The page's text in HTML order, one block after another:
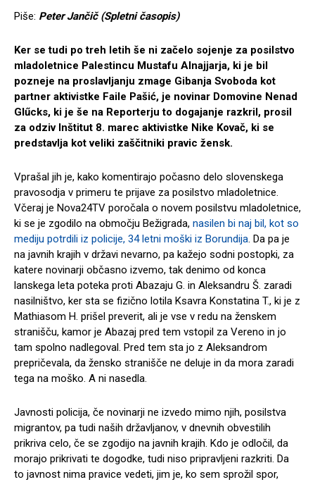
Piše: Peter Jančič (Spletni časopis)
Ker se tudi po treh letih še ni začelo sojenje za posilstvo
mladoletnice Palestincu Mustafu Alnajjarja, ki je bil
pozneje na proslavljanju zmage Gibanja Svoboda kot
partner aktivistke Faile Pašić, je novinar Domovine Nenad
Glűcks, ki je še na Reporterju to dogajanje razkril, prosil
za odziv Inštitut 8. marec aktivistke Nike Kovač, ki se
predstavlja kot veliki zaščitniki pravic žensk.
Vprašal jih je, kako komentirajo počasno delo slovenskega
pravosodja v primeru te prijave za posilstvo mladoletnice.
Včeraj je Nova24TV poročala o novem posilstvu mladoletnice,
ki se je zgodilo na območju Bežigrada, nasilen bi naj bil, kot so
mediju potrdili iz policije, 34 letni moški iz Borundija. Da pa je
na javnih krajih v državi nevarno, pa kažejo sodni postopki, za
katere novinarji občasno izvemo, tak denimo od konca
lanskega leta poteka proti Abazaju G. in Aleksandru Š. zaradi
nasilništvo, ker sta se fizično lotila Ksavra Konstatina T., ki je z
Mathiasom H. prišel preverit, ali je vse v redu na ženskem
stranišču, kamor je Abazaj pred tem vstopil za Vereno in jo
tam spolno nadlegoval. Pred tem sta jo z Aleksandrom
prepričevala, da žensko stranišče ne deluje in da mora zaradi
tega na moško. A ni nasedla.
Javnosti policija, če novinarji ne izvedo mimo njih, posilstva
migrantov, pa tudi naših državljanov, v dnevnih obvestilih
prikriva celo, če se zgodijo na javnih krajih. Kdo je odločil, da
morajo prikrivati te dogodke, tudi niso pripravljeni razkriti. Da
to javnost nima pravice vedeti, jim je, ko sem sprožil spor,